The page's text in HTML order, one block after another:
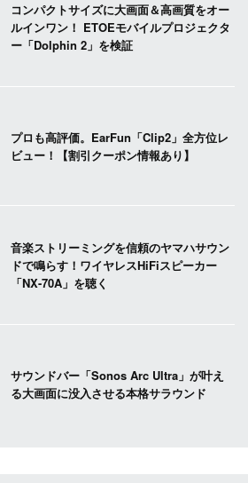
コンパクトサイズに大画面＆高画質をオー
ルインワン！ ETOEモバイルプロジェクタ
ー「Dolphin 2」を検証
プロも高評価。EarFun「Clip2」全方位レ
ビュー！【割引クーポン情報あり】
音楽ストリーミングを信頼のヤマハサウン
ドで鳴らす！ワイヤレスHiFiスピーカー
「NX-70A」を聴く
サウンドバー「Sonos Arc Ultra」が叶え
る大画面に没入させる本格サラウンド